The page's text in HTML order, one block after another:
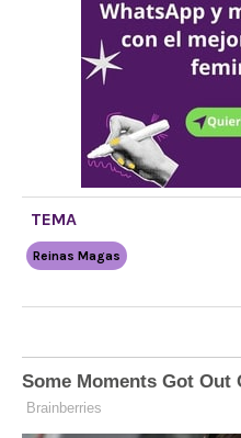
TEMA
Reinas Magas